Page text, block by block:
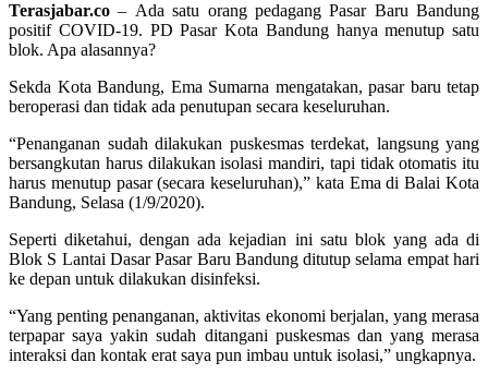
Terasjabar.co– Ada satu orang pedagang Pasar Baru Bandung
positif COVID-19. PD Pasar Kota Bandung hanya menutup satu
blok. Apa alasannya?
Sekda Kota Bandung, Ema Sumarna mengatakan, pasar baru tetap
beroperasi dan tidak ada penutupan secara keseluruhan.
“Penanganan sudah dilakukan puskesmas terdekat, langsung yang
bersangkutan harus dilakukan isolasi mandiri, tapi tidak otomatis itu
harus menutup pasar (secara keseluruhan),” kata Ema di Balai Kota
Bandung, Selasa (1/9/2020).
Seperti diketahui, dengan ada kejadian ini satu blok yang ada di
Blok S Lantai Dasar Pasar Baru Bandung ditutup selama empat hari
ke depan untuk dilakukan disinfeksi.
“Yang penting penanganan, aktivitas ekonomi berjalan, yang merasa
terpapar saya yakin sudah ditangani puskesmas dan yang merasa
interaksi dan kontak erat saya pun imbau untuk isolasi,” ungkapnya.